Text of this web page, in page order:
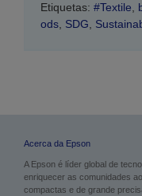
Etiquetas: #Textile,
ods, SDG,
Acerca da Epson
A Epson é líder global de
enriquecer as comunidades
compactas e de grande